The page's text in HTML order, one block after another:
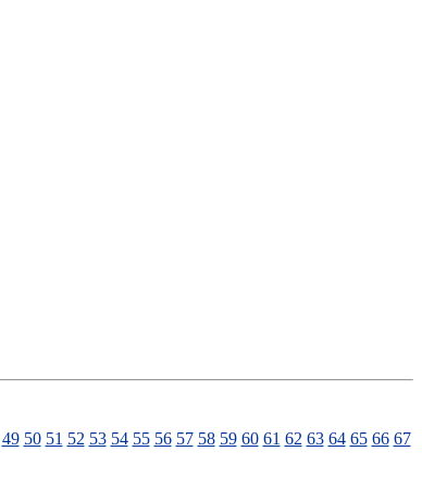
49 50 51 52 53 54 55 56 57 58 59 60 61 62 63 64 65 66 67